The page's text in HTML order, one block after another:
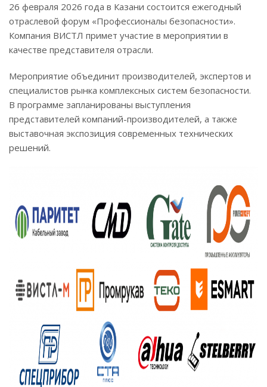
26 февраля 2026 года в Казани состоится ежегодный
отраслевой форум «Профессионалы безопасности».
Компания ВИСТЛ примет участие в мероприятии в
качестве представителя отрасли.
Мероприятие объединит производителей, экспертов и
специалистов рынка комплексных систем безопасности.
В программе запланированы выступления
представителей компаний-производителей, а также
выставочная экспозиция современных технических
решений.